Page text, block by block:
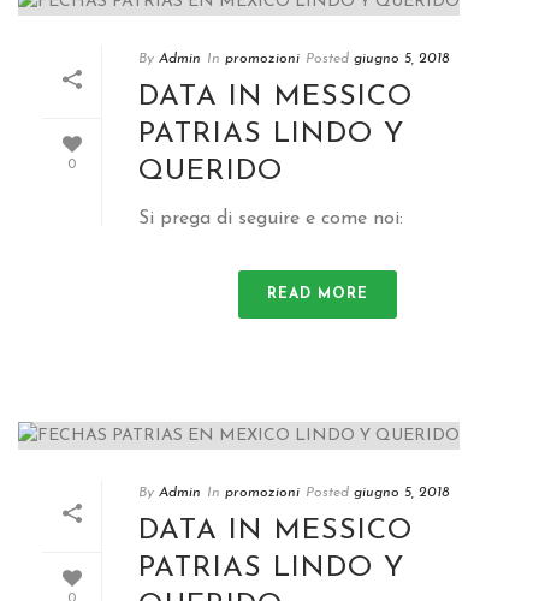
0
By Admin In promozioni Posted giugno 5, 2018
DATA IN MESSICO
PATRIAS LINDO Y
QUERIDO
Si prega di seguire e come noi:
READ MORE
By Admin In promozioni Posted giugno 5, 2018
DATA IN MESSICO
PATRIAS LINDO Y